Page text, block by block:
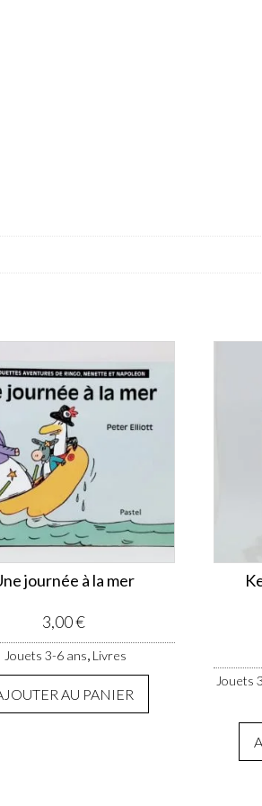
journée à la mer
3,00€
Jouets 3-6 ans, Livres
AU PANIER
Jouets